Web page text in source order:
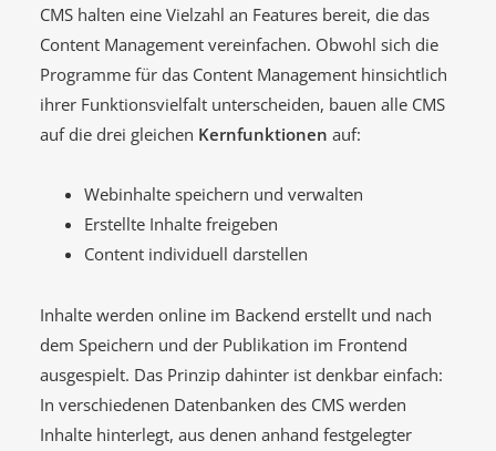
CMS halten eine Vielzahl an Features bereit, die das
Content Management vereinfachen. Obwohl sich die
Programme für das Content Management hinsichtlich
ihrer Funktionsvielfalt unterscheiden, bauen alle CMS
auf die drei gleichen Kernfunktionen auf:
Webinhalte speichern und verwalten
Erstellte Inhalte freigeben
Content individuell darstellen
Inhalte werden online im Backend erstellt und nach
dem Speichern und der Publikation im Frontend
ausgespielt. Das Prinzip dahinter ist denkbar einfach:
In verschiedenen Datenbanken des CMS werden
Inhalte hinterlegt, aus denen anhand festgelegter